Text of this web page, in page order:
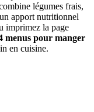
légumes frais,
apport nutritionnel
imprimez la page
menus pour manger
en cuisine.